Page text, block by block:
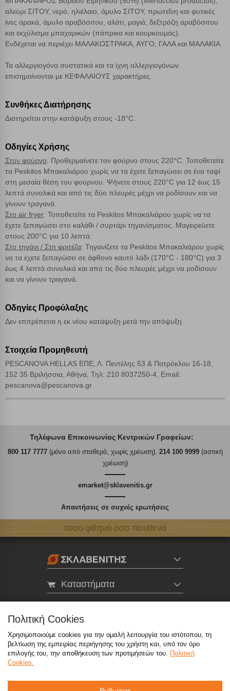
αλεύρι ΣΙΤΟΥ, νερό, ηλιέλαιο, άμυλο ΣΙΤΟΥ, πρωτεΐνη και φυτικές
ίνες αρακά, άμυλο αραβόσιτου, αλάτι, μαγιά, δεξτρόζη αραβόσιτου
και εκχύλισμα μπαχαρικών (πάπρικα και κουρκουμάς).
Ενδέχεται να περιέχει ΜΑΛΑΚΟΣΤΡΑΚΑ, ΑΥΓΟ, ΓΑΛΑ και ΜΑΛΑΚΙΑ.
Τα αλλεργιογόνα συστατικά και τα ίχνη αλλεργιογόνων
επισημαίνονται με ΚΕΦΑΛΑΙΟΥΣ χαρακτήρες.
Συνθήκες Διατήρησης
Διατηρείται στην κατάψυξη στους -18°C.
Οδηγίες Χρήσης
Στον φούρνο: Προθερμαίνετε τον φούρνο στους 220°C. Τοποθετείτε
τα Peskitos Μπακαλιάρου χωρίς να τα έχετε ξεπαγώσει σε ένα ταψί
στη μεσαία θέση του φούρνου. Ψήνετε στους 220°C για 12 έως 15
λεπτά συνολικά και από τις δύο πλευρές μέχρι να ροδίσουν και να
γίνουν τραγανά.
Στο air fryer: Τοποθετείτε τα Peskitos Μπακαλιάρου χωρίς να τα
έχετε ξεπαγώσει στο καλάθι / συρτάρι τηγανίσματος. Μαγειρεύετε
στους 200°C για 10 λεπτά.
Στο τηγάνι / Στη φριτέζα: Τηγανίζετε τα Peskitos Μπακαλιάρου χωρίς
να τα έχετε ξεπαγώσει σε άφθονο καυτό λάδι (170°C - 180°C) για 3
έως 4 λεπτά συνολικά και από τις δύο πλευρές μέχρι να ροδίσουν
και να γίνουν τραγανά.
Οδηγίες Προφύλαξης
Δεν επιτρέπεται η εκ νέου κατάψυξη μετά την απόψυξη.
Στοιχεία Προμηθευτή
PESCANOVA HELLAS ΕΠΕ, Λ. Πεντέλης 53 & Πατρόκλου 16-18,
152 35 Βριλήσσια, Αθήνα, Τηλ: 210 8037250-4, Email:
pescanova@pescanova.gr
Τηλέφωνα Επικοινωνίας Κεντρικών Γραφείων:
800 117 7777(μόνο από σταθερό, χωρίς χρέωση), 214 100 9999(αστική
χρέωση)
emarket@sklavenitis.gr
Απαντήσεις σε συχνές ερωτήσεις
τόσο φθηνά όσο πουθενά
Καταστήματα
800 117 7777 (μόνο από σταθερό, χωρίς χρέωση),
214 100 9999 (αστική χρέωση)
Πολιτική Cookies
Χρησιμοποιούμε cookies για την ομαλή λειτουργία του ιστότοπου, τη
βελτίωση της εμπειρίας περιήγησης του χρήστη και, υπό τον όρο
επιλογής του, την αποθήκευση των προτιμήσεών του. Πολιτική
Cookies.
Cookies απόδοσης
Απολύτως απαραίτητα cookies Πάντα Ενεργό
Αποθήκευση ρυθμίσεων